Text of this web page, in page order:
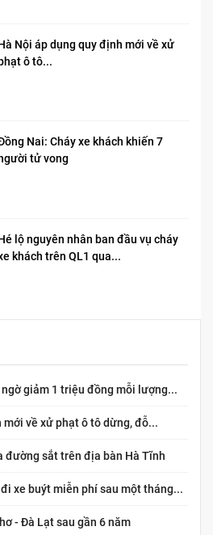
Nội áp dụng quy định mới về xử
ô tô...
Nai: Cháy xe khách khiến 7
tử vong​
lộ nguyên nhân ban đầu vụ cháy
khách trên QL1 qua...
giảm 1 triệu đồng mỗi lượng...
mới về xử phạt ô tô dừng, đỗ...
đường sắt trên địa bàn Hà Tĩnh
xe buýt miễn phí sau một tháng...
- Đà Lạt sau gần 6 năm